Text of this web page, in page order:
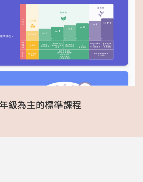
級為主的標準課程